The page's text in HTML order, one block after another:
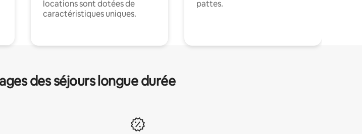
locations sont dotées de
caractéristiques uniques.
pattes.
des séjours longue durée